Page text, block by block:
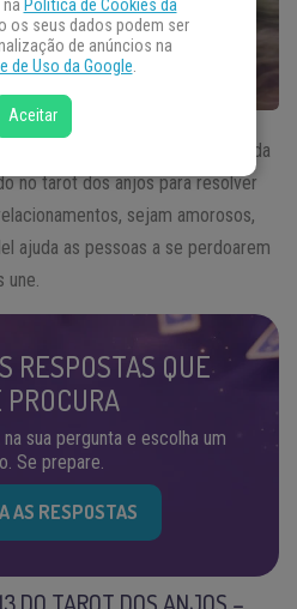
dos anjos é Yaselel. Querubim da
no tarot dos anjos para resolver
sejam amorosos,
ajuda as pessoas a se perdoarem
RESPOSTAS QUE
PROCURA
sua pergunta e escolha um
Se prepare.
AS RESPOSTAS
DO TAROT DOS ANJOS –
Política de Cookies da
os seus dados podem ser
de anúncios na
de Uso da Google.
Aceitar